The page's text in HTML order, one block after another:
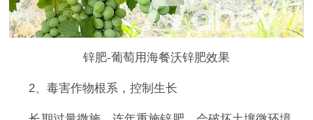
锌肥-葡萄用海餐沃锌肥效果
2、毒害作物根系，控制生长